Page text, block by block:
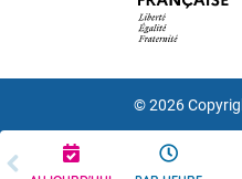
© 2026